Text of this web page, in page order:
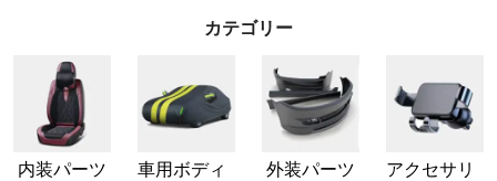
カテゴリー
内装パーツ
車用ボディ
外装パーツ
アクセサリ